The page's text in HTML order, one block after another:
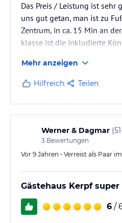
Das Preis / Leistung ist sehr
uns gut getan, man ist zu
Zentrum, in ca. 15 Min an
klasse ist die inkludierte
zuvorkommend. Jeden
Update auf Wetter und
Broschüren und Bücher über
richtig gut gefallen
Mehr anzeigen
Hilfreich Teilen
Werner & Dagmar (
3 Bewertungen
Vor 9 Jahren • Verreist als Paar
Gästehaus Kerpf
6 /